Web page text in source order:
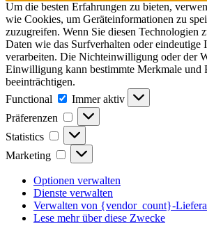
Um die besten Erfahrungen zu bieten,
wie Cookies, um Geräteinformationen zu
zuzugreifen. Wenn Sie diesen Technologien
Daten wie das Surfverhalten oder eindeutige
verarbeiten. Die Nichteinwilligung oder der
Einwilligung kann bestimmte Merkmale und
beeinträchtigen.
Functional
Functional
Immer aktiv
Präferenzen
Präferenzen
Statistics Statistics
Marketing Marketing
Optionen verwalten
Dienste verwalten
Verwalten von {vendor_count}-
Lese mehr über diese Zwecke